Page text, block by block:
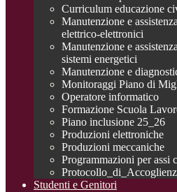
Curriculum educazione
Manutenzione e
elettrico-elettronici
Manutenzione e
sistemi energetici
Manutenzione e
Monitoraggi Piano di
Operatore informatico
Formazione Scuola
Piano inclusione 25_26
Produzioni elettroniche
Produzioni meccaniche
Programmazioni per assi
Studenti e Genitori